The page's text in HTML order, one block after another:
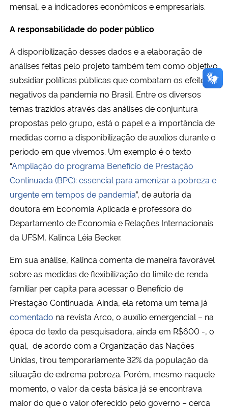
mensal, e a indicadores econômicos e empresariais.
A responsabilidade do poder público
A disponibilização desses dados e a elaboração de
análises feitas pelo projeto também tem como objetivo
subsidiar políticas públicas que combatam os efeitos
negativos da pandemia no Brasil. Entre os diversos
temas trazidos através das análises de conjuntura
propostas pelo grupo, está o papel e a importância de
medidas como a disponibilização de auxílios durante o
período em que vivemos. Um exemplo é o texto
“Ampliação do programa Benefício de Prestação
Continuada (BPC): essencial para amenizar a pobreza e
urgente em tempos de pandemia”, de autoria da
doutora em Economia Aplicada e professora do
Departamento de Economia e Relações Internacionais
da UFSM, Kalinca Léia Becker.
Em sua análise, Kalinca comenta de maneira favorável
sobre as medidas de flexibilização do limite de renda
familiar per capita para acessar o Benefício de
Prestação Continuada. Ainda, ela retoma um tema já
comentado na revista Arco, o auxílio emergencial – na
época do texto da pesquisadora, ainda em R$600 -, o
qual, de acordo com a Organização das Nações
Unidas, tirou temporariamente 32% da população da
situação de extrema pobreza. Porém, mesmo naquele
momento, o valor da cesta básica já se encontrava
maior do que o valor oferecido pelo governo – cerca